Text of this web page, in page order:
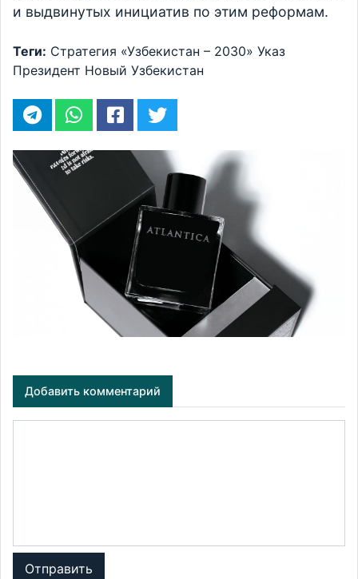
и выдвинутых инициатив по этим реформам.
Теги: Стратегия «Узбекистан – 2030» Указ
Президент Новый Узбекистан
Добавить комментарий
Отправить